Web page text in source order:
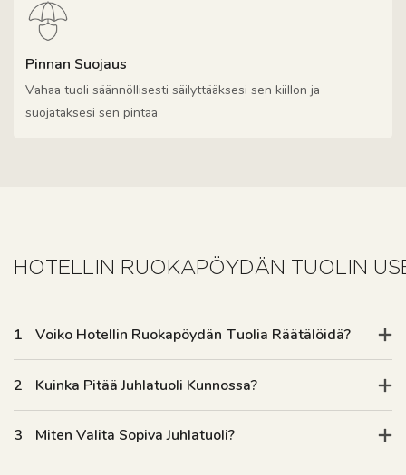
Pinnan Suojaus
Vahaa tuoli säännöllisesti säilyttääksesi sen kiillon ja
suojataksesi sen pintaa
1 Voiko Hotellin Ruokapöydän Tuolia Räätälöidä?
2 Kuinka Pitää Juhlatuoli Kunnossa?
3 Miten Valita Sopiva Juhlatuoli?